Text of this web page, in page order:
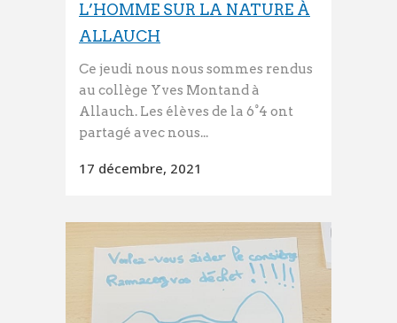
L’HOMME SUR LA NATURE À
ALLAUCH
Ce jeudi nous nous sommes rendus
au collège Yves Montand à
Allauch. Les élèves de la 6°4 ont
partagé avec nous...
17 décembre, 2021